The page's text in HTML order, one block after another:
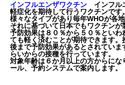
インフルエンザワクチン インフル
軽症化を期待して行うワクチンで
様々なタイプがあり毎年WHOが各
それに基づいて日本でもワクチンが
予防効果は８０％から５０％とい
ても軽く済むことが期待できます。
後まで予防効果があるとされていま
らいからの接種を行っています。
対象年齢は６か月以上の方からにな
ール、予約システムで案内します。